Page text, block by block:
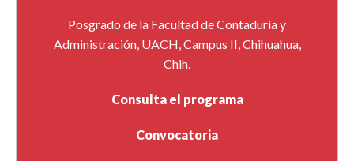
Posgrado de la Facultad de Contaduría y
Administración, UACH, Campus II, Chihuahua,
Chih.
Consulta el programa
Convocatoria